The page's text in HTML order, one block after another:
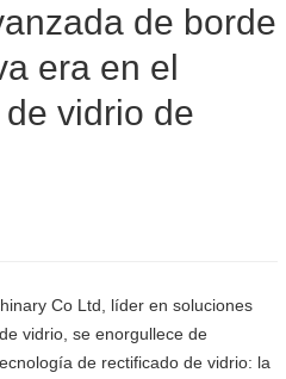
de vidrio de precisión
de borde
era en el
vidrio de
Co Ltd, líder en soluciones
vidrio, se enorgullece de
de rectificado de vidrio: la